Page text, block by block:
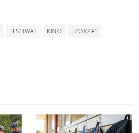
FESTIWAL KINO
„ZORZA”